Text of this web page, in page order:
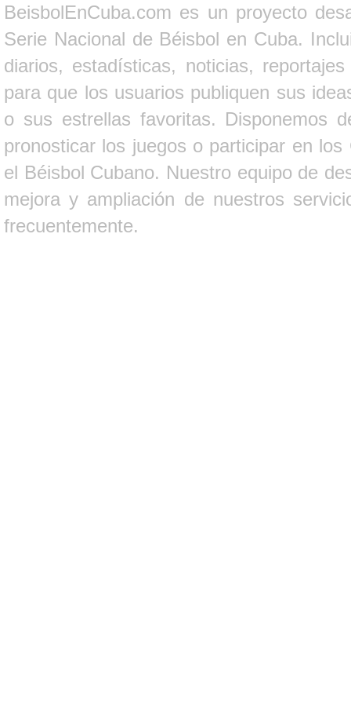
BeisbolEnCuba.com es un proyecto
Serie Nacional de Béisbol en Cuba.
diarios, estadísticas, noticias,
para que los usuarios publiquen sus
o sus estrellas favoritas. Disponemos
pronosticar los juegos o participar en
el Béisbol Cubano. Nuestro equipo de
mejora y ampliación de nuestros
frecuentemente.